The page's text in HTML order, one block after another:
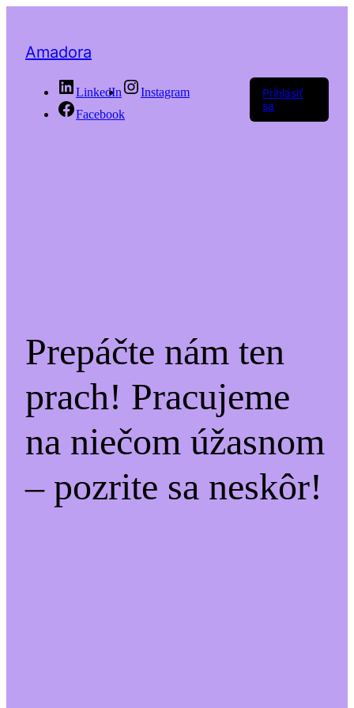
Amadora
LinkedIn
Instagram
Facebook
Prihlásiť
sa
Prepáčte nám ten
prach! Pracujeme
na niečom úžasnom
– pozrite sa neskôr!